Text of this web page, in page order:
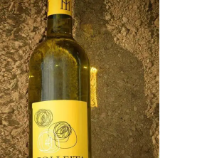
ENGADIR AO CARRO